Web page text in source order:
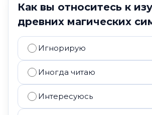
Как вы относитесь к
древних магических
Игнорирую
Иногда читаю
Интересуюсь